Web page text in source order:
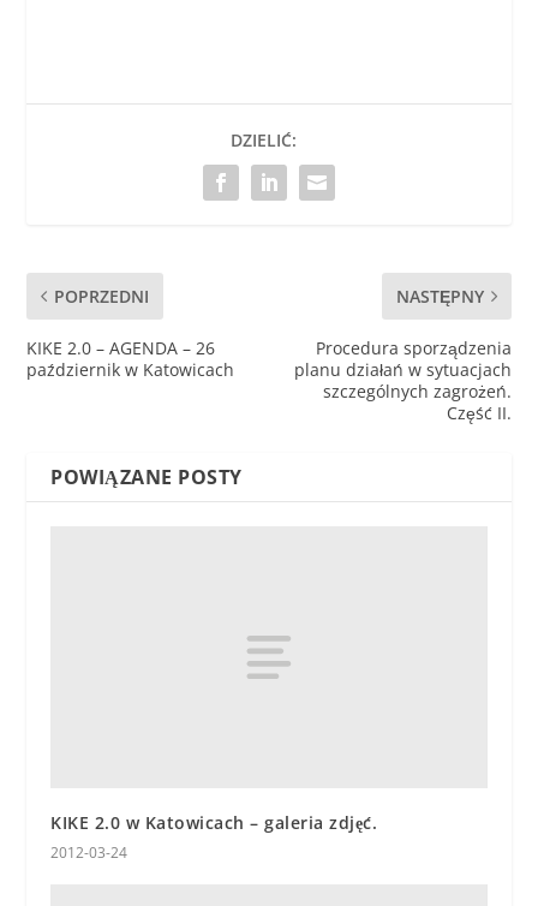
DZIELIĆ:
POPRZEDNI
KIKE 2.0 – AGENDA – 26
październik w Katowicach
NASTĘPNY
Procedura sporządzenia
planu działań w sytuacjach
szczególnych zagrożeń.
Część II.
POWIĄZANE POSTY
KIKE 2.0 w Katowicach – galeria zdjęć.
2012-03-24